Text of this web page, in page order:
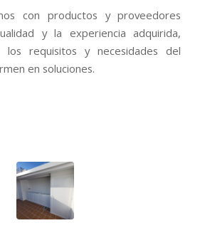
con productos y proveedores
y la experiencia adquirida,
los requisitos y necesidades del
en soluciones.